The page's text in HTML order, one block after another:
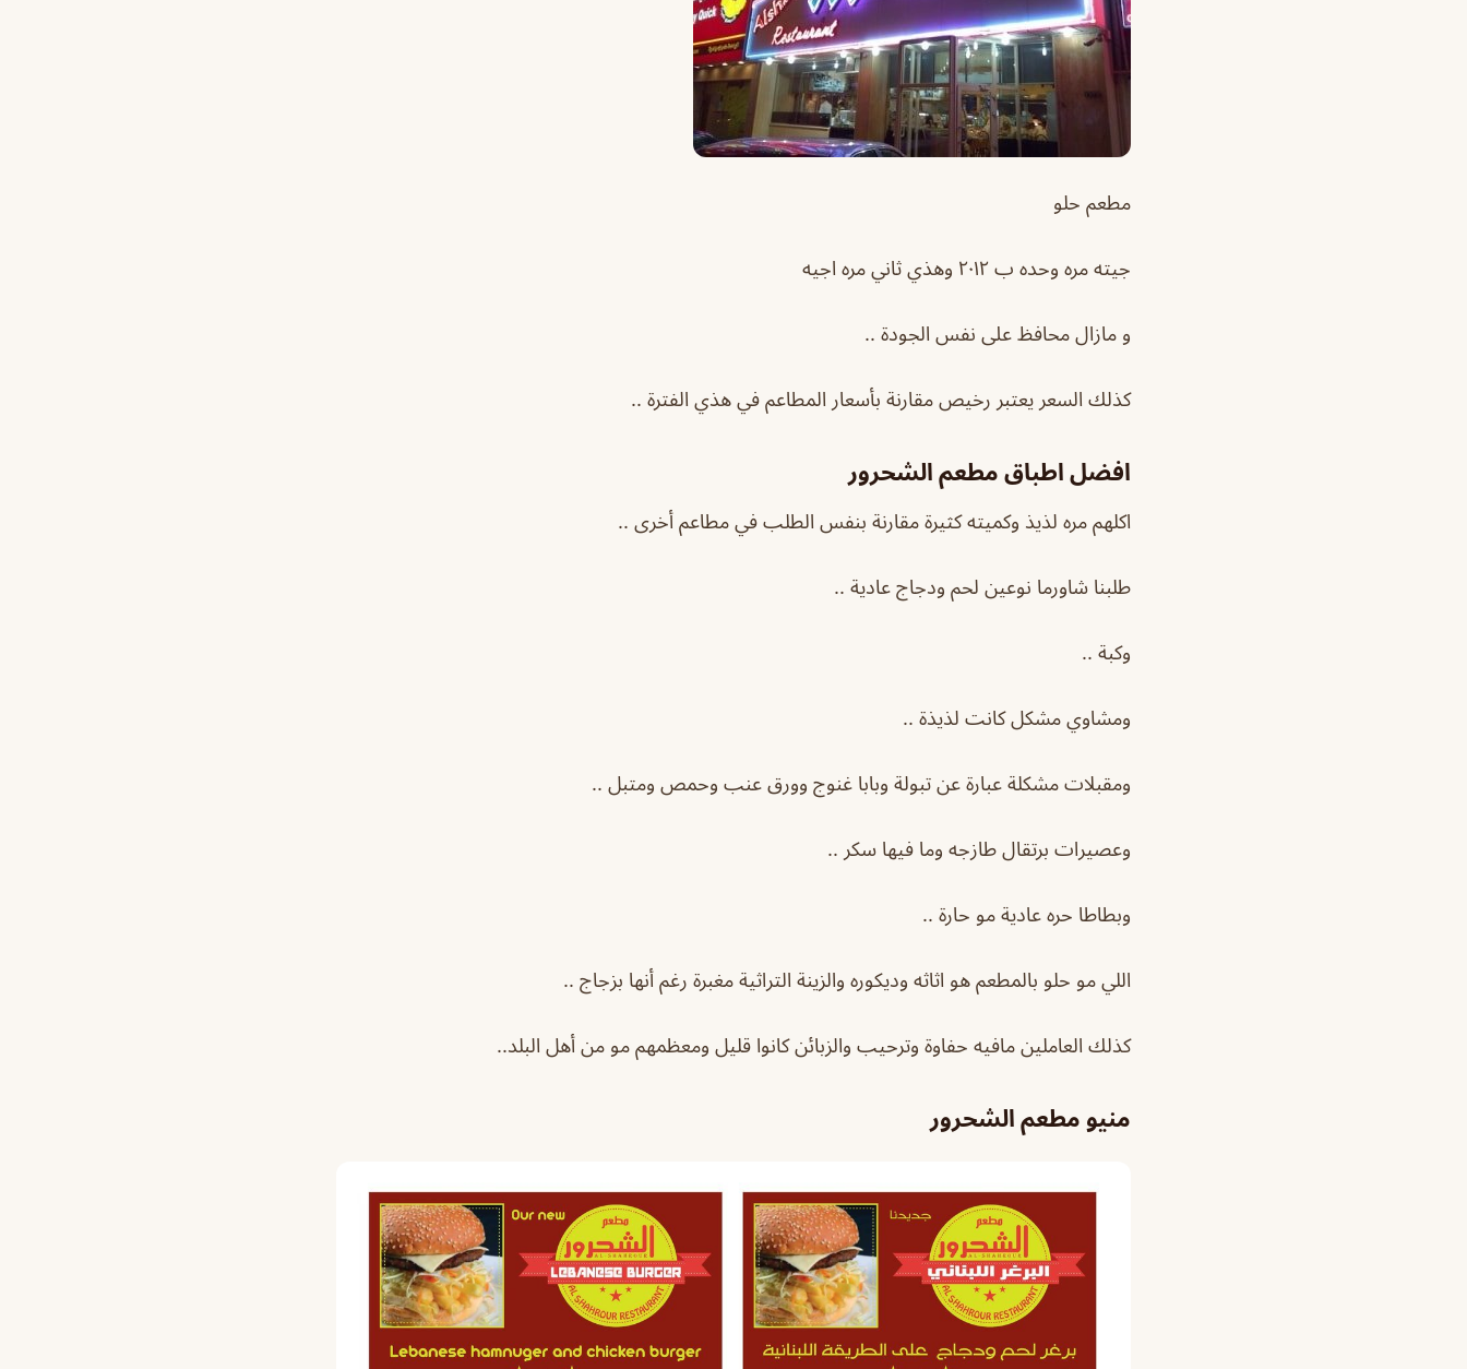
مطعم حلو
جيته مره وحده ب ٢٠١٢ وهذي ثاني مره اجيه
و مازال محافظ على نفس الجودة ..
كذلك السعر يعتبر رخيص مقارنة بأسعار المطاعم في هذي الفترة ..
افضل اطباق مطعم الشحرور
اكلهم مره لذيذ وكميته كثيرة مقارنة بنفس الطلب في مطاعم أخرى ..
طلبنا شاورما نوعين لحم ودجاج عادية ..
وكبة ..
ومشاوي مشكل كانت لذيذة ..
ومقبلات مشكلة عبارة عن تبولة وبابا غنوج وورق عنب وحمص ومتبل ..
وعصيرات برتقال طازجه وما فيها سكر ..
وبطاطا حره عادية مو حارة ..
اللي مو حلو بالمطعم هو اثاثه وديكوره والزينة التراثية مغبرة رغم أنها بزجاج ..
كذلك العاملين مافيه حفاوة وترحيب والزبائن كانوا قليل ومعظمهم مو من أهل البلد..
منيو مطعم الشحرور